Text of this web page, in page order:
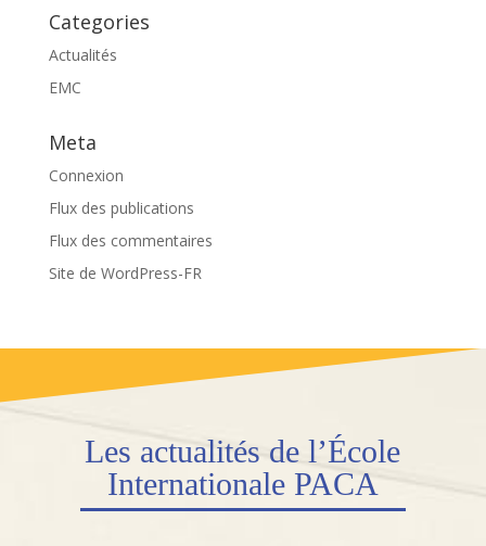
Categories
Actualités
EMC
Meta
Connexion
Flux des publications
Flux des commentaires
Site de WordPress-FR
Les actualités de l’École
Internationale PACA